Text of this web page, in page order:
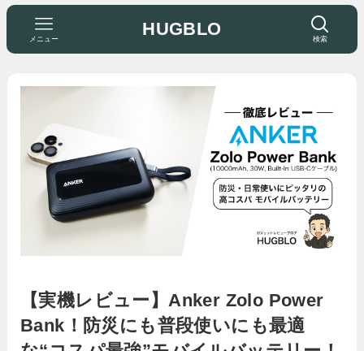
HUGBLO 検索
メニュー
【実機レビュー】Anker Zolo Power
Bank！防災にも普段使いにも最適